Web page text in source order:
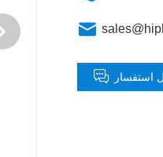
استفسار